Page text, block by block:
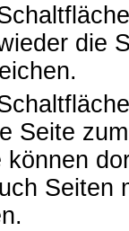
die
Seite
können
Seiten